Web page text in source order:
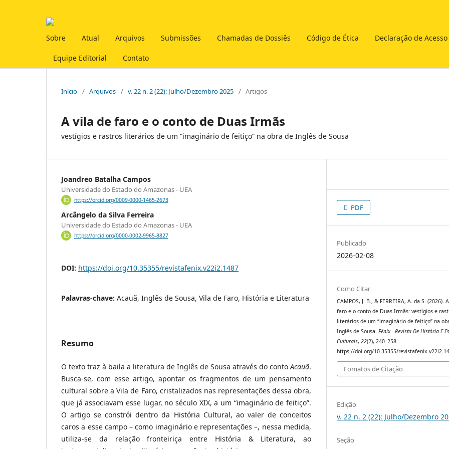
Sobre Atual Arquivos Submissões Chamadas de Dossiês Código de Ética Declaração de
Equipe Editorial Contato
Início / Arquivos / v. 22 n. 2 (22): Julho/Dezembro 2025 / Artigos
A vila de faro e o conto de Duas Irmãs
vestígios e rastros literários de um “imaginário de feitiço” na obra de Inglês de Sousa
Joandreo Batalha Campos
Universidade do Estado do Amazonas - UEA
https://orcid.org/0009-0000-1465-2673
Arcângelo da Silva Ferreira
Universidade do Estado do Amazonas - UEA
https://orcid.org/0000-0002-9965-8827
DOI: https://doi.org/10.35355/revistafenix.v22i2.1487
Palavras-chave: Acauã, Inglês de Sousa, Vila de Faro, História e Literatura
Resumo
O texto traz à baila a literatura de Inglês de Sousa através do contoAcauã.
Busca-se, com esse artigo, apontar os fragmentos de um pensamento
cultural sobre a Vila de Faro, cristalizados nas representações dessa obra,
que já associavam esse lugar, no século XIX, a um “imaginário de feitiço”.
O artigo se constrói dentro da História Cultural, ao valer de conceitos
caros a esse campo – como imaginário e representações –, nessa medida,
utiliza-se da relação fronteiriça entre História & Literatura, ao
PDF
Publicado
2026-02-08
Como Citar
CAMPOS, J. B., & FERREIRA, A. da S. (2026).
faro e o conto de Duas Irmãs: vestígios e
literários de um “imaginário de feitiço” na
Inglês de Sousa.Fênix - Revista De História E
Culturais,22(2), 240–258.
https://doi.org/10.35355/
Fomatos de Citação
Edição
v. 22 n. 2 (22): Julho/Dezembro
Seção